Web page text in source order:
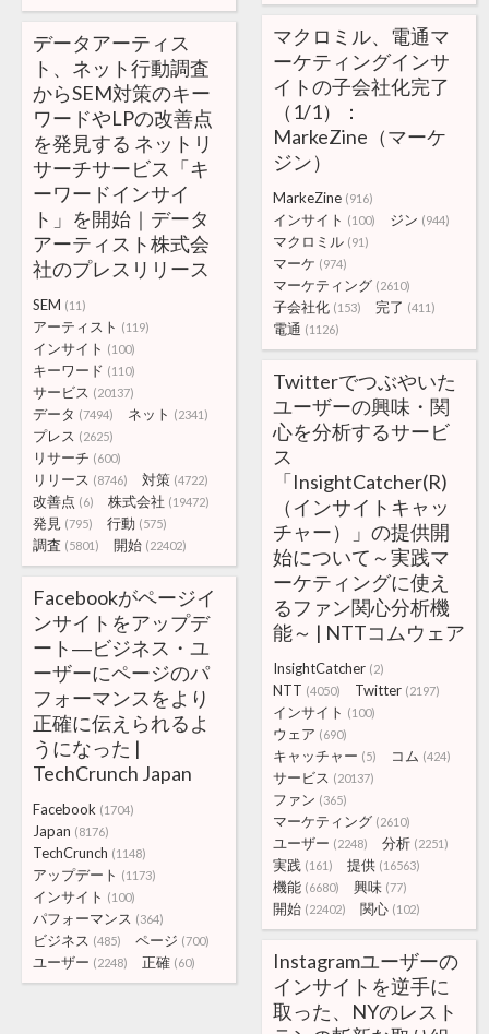
マクロミル、電通マ
ーケティングインサ
イトの子会社化完了
（1/1）：
MarkeZine（マーケ
ジン）
MarkeZine (916)
インサイト (100) ジン (944)
マクロミル (91)
マーケ (974)
マーケティング (2610)
子会社化 (153) 完了 (411)
電通 (1126)
データアーティス
ト、ネット行動調査
からSEM対策のキー
ワードやLPの改善点
を発見する ネットリ
サーチサービス「キ
ーワードインサイ
ト」を開始｜データ
アーティスト株式会
社のプレスリリース
SEM (11)
アーティスト (119)
インサイト (100)
キーワード (110)
サービス (20137)
データ (7494) ネット (2341)
プレス (2625)
リサーチ (600)
リリース (8746) 対策 (4722)
改善点 (6) 株式会社 (19472)
発見 (795) 行動 (575)
調査 (5801) 開始 (22402)
Twitterでつぶやいた
ユーザーの興味・関
心を分析するサービ
ス
「InsightCatcher(R)
（インサイトキャッ
チャー）」の提供開
始について～実践マ
ーケティングに使え
るファン関心分析機
能～ | NTTコムウェア
InsightCatcher (2)
NTT (4050) Twitter (2197)
インサイト (100)
ウェア (690)
キャッチャー (5) コム (424)
サービス (20137)
ファン (365)
マーケティング (2610)
ユーザー (2248) 分析 (2251)
実践 (161) 提供 (16563)
機能 (6680) 興味 (77)
開始 (22402) 関心 (102)
Facebookがページイ
ンサイトをアップデ
ート―ビジネス・ユ
ーザーにページのパ
フォーマンスをより
正確に伝えられるよ
うになった |
TechCrunch Japan
Facebook (1704)
Japan (8176)
TechCrunch (1148)
アップデート (1173)
インサイト (100)
パフォーマンス (364)
ビジネス (485) ページ (700)
ユーザー (2248) 正確 (60)
Instagramユーザーの
インサイトを逆手に
取った、NYのレスト